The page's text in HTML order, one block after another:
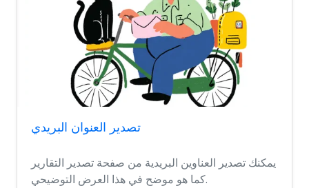
تصدير العنوان البريدي
يمكنك تصدير العناوين البريدية من صفحة تصدير التقارير
كما هو موضح في هذا العرض التوضيحي.